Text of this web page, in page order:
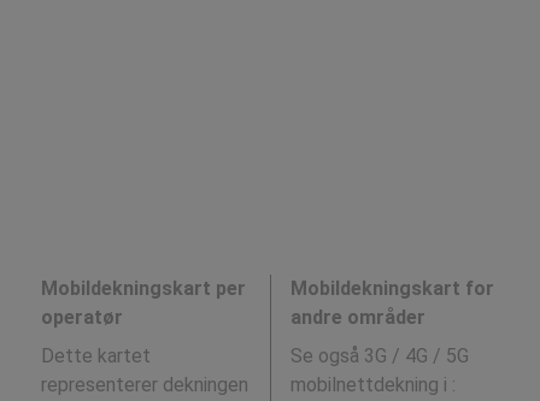
Mobildekningskart per
operatør
Dette kartet
representerer dekningen
Mobildekningskart for
andre områder
Se også 3G / 4G / 5G
mobilnettdekning i :